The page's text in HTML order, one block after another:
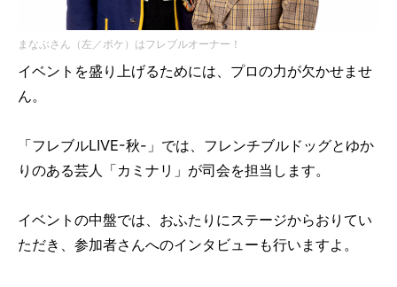
まなぶさん（左／ボケ）はフレブルオーナー！
イベントを盛り上げるためには、プロの力が欠かせませ
ん。
「フレブルLIVE-秋-」では、フレンチブルドッグとゆか
りのある芸人「カミナリ」が司会を担当します。
イベントの中盤では、おふたりにステージからおりてい
ただき、参加者さんへのインタビューも行いますよ。